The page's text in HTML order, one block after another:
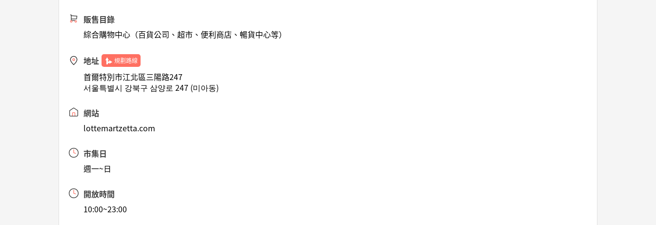
販售目錄
綜合購物中心（百貨公司、超市、便利商店、暢貨中心等）
地址 規劃路線
首爾特別市江北區三陽路247
서울특별시 강북구 삼양로 247 (미아동)
網站
lottemartzetta.com
市集日
週一~日
開放時間
10:00~23:00